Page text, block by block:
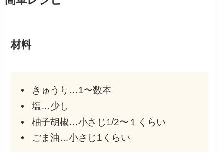
材料
きゅうり…1〜数本
塩…少し
柚子胡椒…小さじ1/2〜１くらい
ごま油…小さじ1くらい